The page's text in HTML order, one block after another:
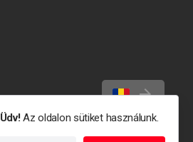
Üdv!Az oldalon sütiket használunk.